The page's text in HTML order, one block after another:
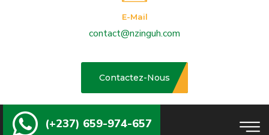
E-Mail
contact@nzinguh.com
Contactez-Nous
(+237) 659-974-657